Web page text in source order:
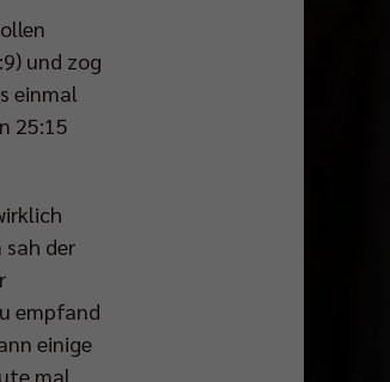
und zog
einmal
25:15
der
empfand
einige
mal